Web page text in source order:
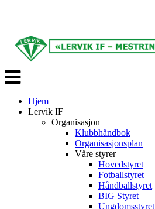
Veksle
navigasjon
Hjem
Lervik IF
Organisasjon
Klubbhåndbok
Organisasjonsplan
Våre styrer
Hovedstyret
Fotballstyret
Håndballstyret
BIG Styret
Ungdomsstyret